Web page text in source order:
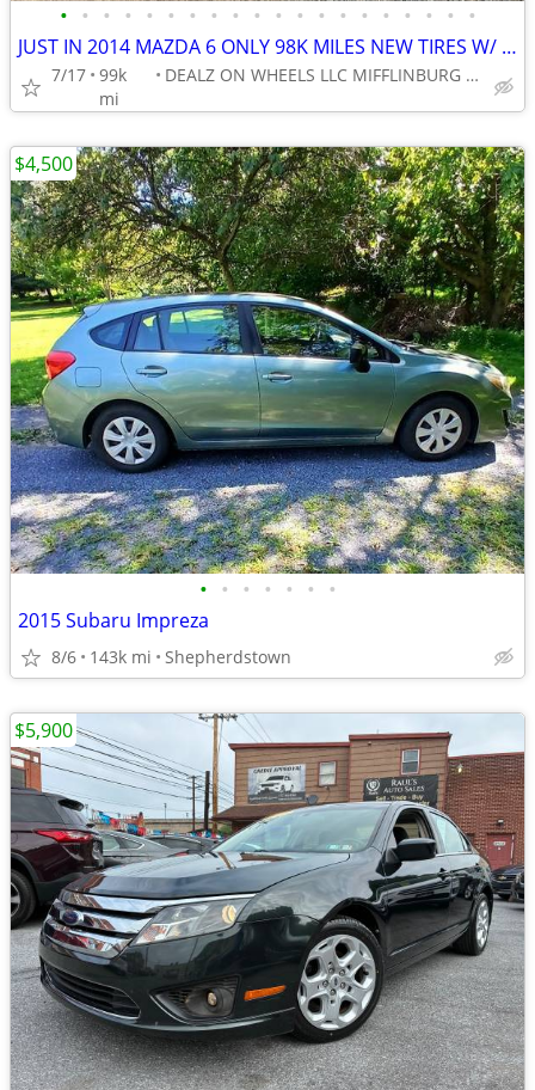
• • • • • • • • • • • • • • • • • • • •
JUST IN 2014 MAZDA 6 ONLY 98K MILES NEW TIRES W/ WARRANTY TRADES WANTE
7/17 99k
mi
DEALZ ON WHEELS LLC MIFFLINBURG PA
• • • • • • •
2015 Subaru Impreza
8/6 143k mi Shepherdstown
$4,500
$5,900